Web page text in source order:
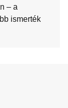
– a
ismerték